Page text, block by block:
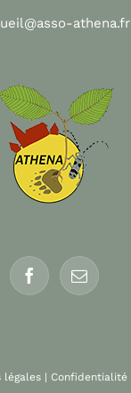
athena.fr
légales | Confidentialité